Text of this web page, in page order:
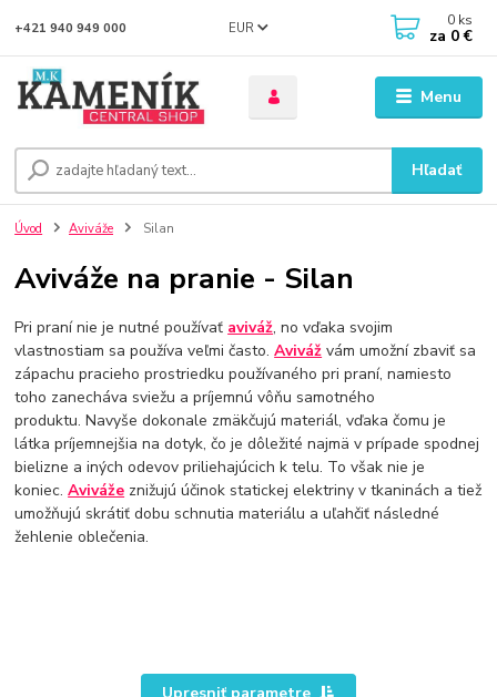
Menu
EUR
Hľadať
+421 940 949 000 0 ks
za 0 €
Úvod Aviváže Silan
Aviváže na pranie - Silan
Pri praní nie je nutné používať aviváž, no vďaka svojim
vlastnostiam sa používa veľmi často.Aviváž vám umožní zbaviť sa
zápachu pracieho prostriedku používaného pri praní, namiesto
toho zanecháva sviežu a príjemnú vôňu samotného
produktu. Navyše dokonale zmäkčujú materiál, vďaka čomu je
látka príjemnejšia na dotyk, čo je dôležité najmä v prípade spodnej
bielizne a iných odevov priliehajúcich k telu. To však nie je
koniec.Aviváže znižujú účinok statickej elektriny v tkaninách a tiež
umožňujú skrátiť dobu schnutia materiálu a uľahčiť následné
žehlenie oblečenia.